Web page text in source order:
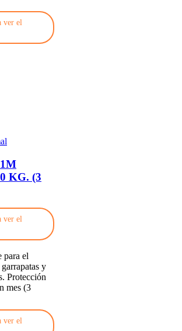
ver el
KG. (3
ver el
para el
y
Protección
mes (3
ver el